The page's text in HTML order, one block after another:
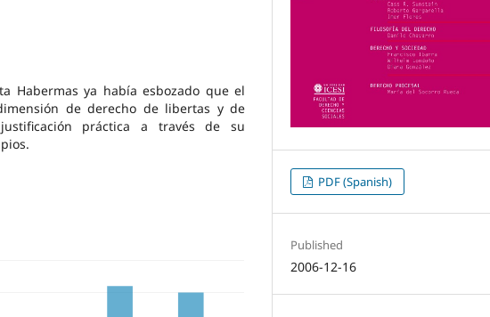
Habermas ya había esbozado que el
de derecho de libertas y de
práctica a través de su
PDF (Spanish)
Published
2006-12-16